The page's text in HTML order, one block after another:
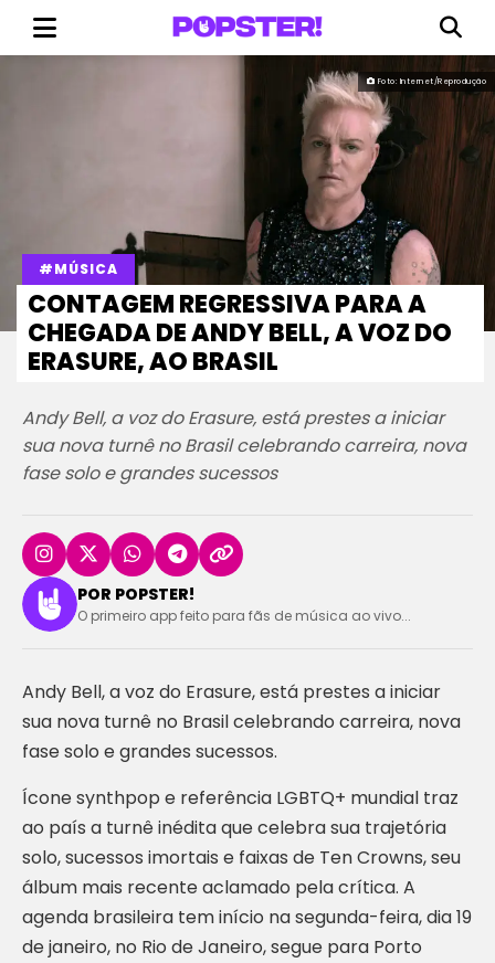
Foto: Internet/Reprodução
#MÚSICA
CONTAGEM REGRESSIVA PARA A
CHEGADA DE ANDY BELL, A VOZ DO
ERASURE, AO BRASIL
Andy Bell, a voz do Erasure, está prestes a iniciar
sua nova turnê no Brasil celebrando carreira, nova
fase solo e grandes sucessos
POR POPSTER!
O primeiro app feito para fãs de música ao vivo...
Andy Bell, a voz do Erasure, está prestes a iniciar
sua nova turnê no Brasil celebrando carreira, nova
fase solo e grandes sucessos.
Ícone synthpop e referência LGBTQ+ mundial traz
ao país a turnê inédita que celebra sua trajetória
solo, sucessos imortais e faixas de Ten Crowns, seu
álbum mais recente aclamado pela crítica. A
agenda brasileira tem início na segunda-feira, dia 19
de janeiro, no Rio de Janeiro, segue para Porto